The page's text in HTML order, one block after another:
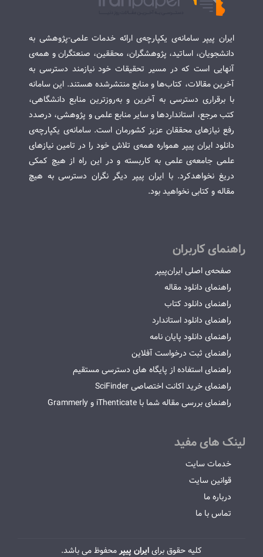
ایران پیپر سامانه‌ی یکپارچه‌ی ارائه خدمات علمی-پژوهشی به
دانشجویان، اساتید، پژوهشگران، محققین، صنعتگران و همه‌ی
آنهایی است که در مسیر تحقیقات خود نیازمند دسترسی به
آخرین مقالات، کتاب‌ها و منابع منتشرشده هستند. این سامانه
با برقراری دسترسی به آخرین و به‌روزترین منابع دانشگاهی،
کتب مرجع، استانداردها و سایر منابع علمی و پژوهشی، درصدد
رفع نیازهای محققان عزیز کشورمان است. سامانه‌ی یکپارچه‌ی
دانلود ایران پیپر همواره همه‌ی تلاش خود را در تامین نیازهای
علمی جامعه‌ی علمی به کاربسته و در این راه از هیچ کمکی
دریغ نخواهدکرد. با ایران پیپر دیگر نگران دسترسی به هیچ
مقاله و کتابی نخواهید بود.
راهنمای کاربران
صفحه‌ی اصلی ایران‌پیپر
راهنمای دانلود مقاله
راهنمای دانلود کتاب
راهنمای دانلود استاندارد
راهنمای دانلود پایان نامه
راهنمای ثبت درخواست آفلاین
راهنمای استفاده از پایگاه های دسترسی مستقیم
راهنمای خرید اکانت اختصاصی SciFinder
راهنمای بررسی مقاله شما با iThenticate و Grammerly
لینک های مفید
خدمات سایت
قوانین سایت
درباره ما
تماس با ما
کلیه حقوق برایایران پیپرمحفوظ می باشد.